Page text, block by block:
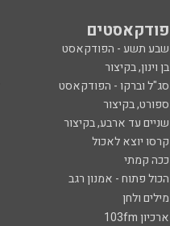
פודקאסטים
שבע תשע - הפודקאסט
בן וינון, בקיצור
סג"ל וברקו - הפודקאסט
ספורט, בקיצור
שניים עד ארבע, בקיצור
קרסו יוצא לאכול
ככה קמתי
הכול פתוח - אמנון רגב
מילים ולחן
ארכיון 103fm